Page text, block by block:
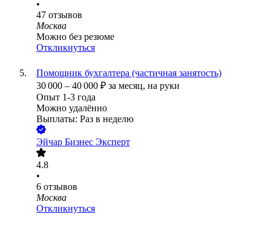
•
47 отзывов
Москва
Можно без резюме
Откликнуться
Помощник бухгалтера (частичная занятость)
30 000 – 40 000 ₽ за месяц, на руки
Опыт 1-3 года
Можно удалённо
Выплаты: Раз в неделю
Эйчар Бизнес Эксперт
4.8
•
6 отзывов
Москва
Откликнуться